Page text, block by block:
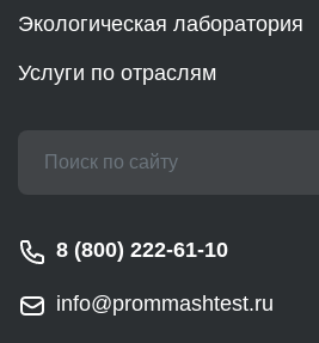
Экологическая лаборатория
Услуги по отраслям
8 (800) 222-61-10
info@prommashtest.ru